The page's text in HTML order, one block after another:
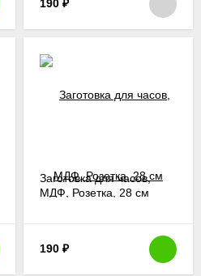
190 ₽
Заготовка для часов,
МДФ, Розетка, 28 см
190 ₽